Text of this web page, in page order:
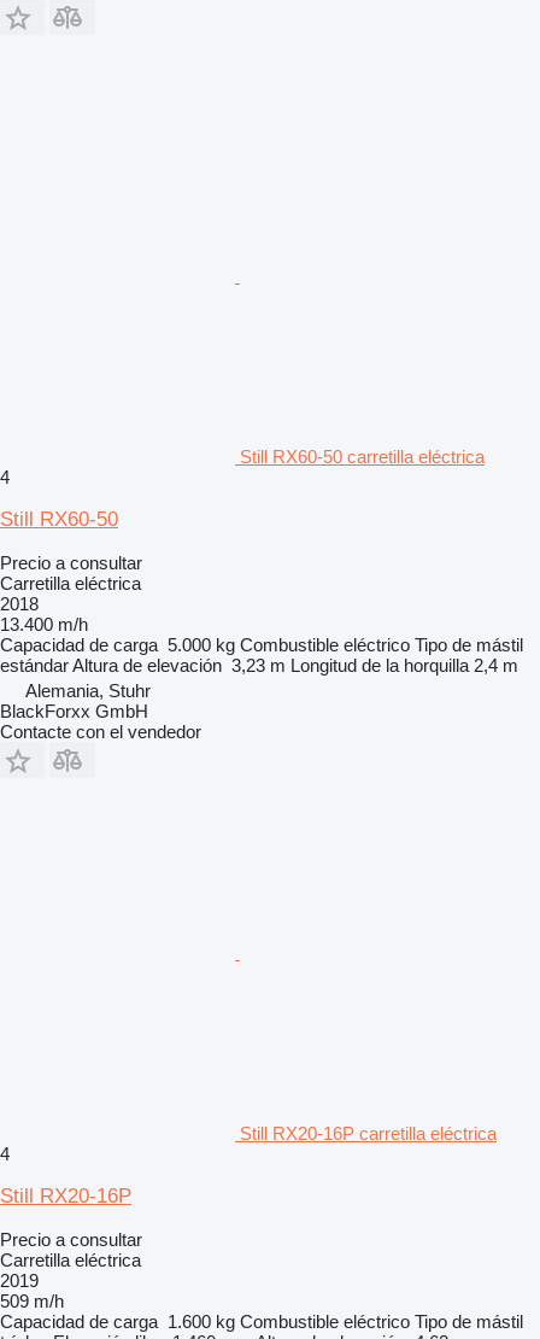
Still RX60-50 carretilla eléctrica
4
Still RX60-50
Precio a consultar
Carretilla eléctrica
2018
13.400 m/h
Capacidad de carga 5.000 kg Combustible eléctrico Tipo de mástil
estándarAltura de elevación 3,23 m Longitud de la horquilla 2,4 m
Alemania, Stuhr
BlackForxx GmbH
Contacte con el vendedor
Still RX20-16P carretilla eléctrica
4
Still RX20-16P
Precio a consultar
Carretilla eléctrica
2019
509 m/h
Capacidad de carga 1.600 kg Combustible eléctrico Tipo de mástil